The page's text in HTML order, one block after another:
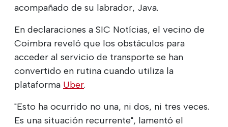
acompañado de su labrador, Java.
En declaraciones a SIC Notícias, el vecino de
Coimbra reveló que los obstáculos para
acceder al servicio de transporte se han
convertido en rutina cuando utiliza la
plataforma Uber.
"Esto ha ocurrido no una, ni dos, ni tres veces.
Es una situación recurrente", lamentó el